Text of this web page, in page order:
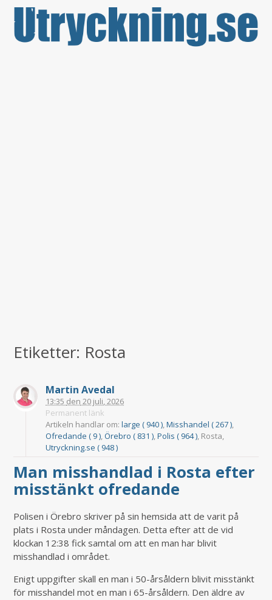
Etiketter: Rosta
Martin Avedal
13:35 den 20 juli, 2026
Permanent länk
Artikeln handlar om:large ( 940 ),Misshandel ( 267 ),
Ofredande ( 9 ),Örebro ( 831 ),Polis ( 964 ), Rosta,
Utryckning.se ( 948 )
Man misshandlad i Rosta efter
misstänkt ofredande
Polisen i Örebro skriver på sin hemsida att de varit på
plats i Rosta under måndagen. Detta efter att de vid
klockan 12:38 fick samtal om att en man har blivit
misshandlad i området.
Enigt uppgifter skall en man i 50-årsåldern blivit misstänkt
för misshandel mot en man i 65-årsåldern. Den äldre av